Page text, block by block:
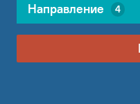
Направление 4